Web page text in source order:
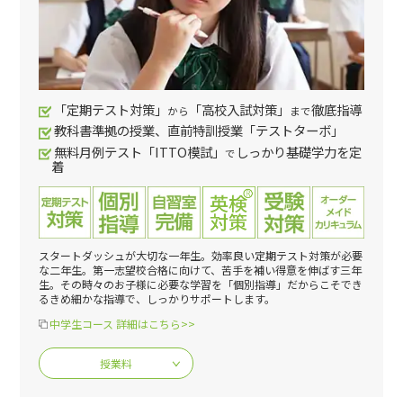
「定期テスト対策」 から 「高校入試対策」 まで徹底指導
教科書準拠の授業、直前特訓授業「テストターボ」
無料月例テスト「ITTO模試」 で しっかり基礎学力を定
着
スタートダッシュが大切な一年生。効率良い定期テスト対策が必要
な二年生。第一志望校合格に向けて、苦手を補い得意を伸ばす三年
生。その時々のお子様に必要な学習を「個別指導」だからこそでき
るきめ細かな指導で、しっかりサポートします。
中学生コース 詳細はこちら>>
授業料